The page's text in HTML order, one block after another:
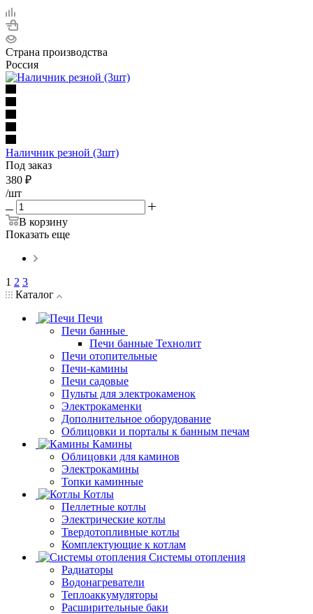
Страна производства
Россия
Наличник резной (3шт)
Под заказ
380 ₽
/шт
В корзину
Показать еще
1 2 3
Каталог
Печи
Печи банные
Печи банные Технолит
Печи отопительные
Печи-камины
Печи садовые
Пульты для электрокаменок
Электрокаменки
Дополнительное оборудование
Облицовки и порталы к банным печам
Камины
Облицовки для каминов
Электрокамины
Топки каминные
Котлы
Пеллетные котлы
Электрические котлы
Твердотопливные котлы
Комплектующие к котлам
Системы отопления
Радиаторы
Водонагреватели
Теплоаккумуляторы
Расширительные баки